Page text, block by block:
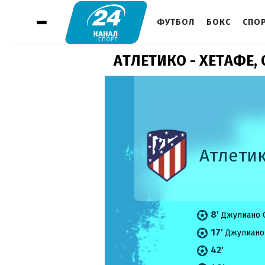
ФУТБОЛ БОКС
АТЛЕТИКО - ХЕТАФЕ,
8' Джулиано
17'
42'